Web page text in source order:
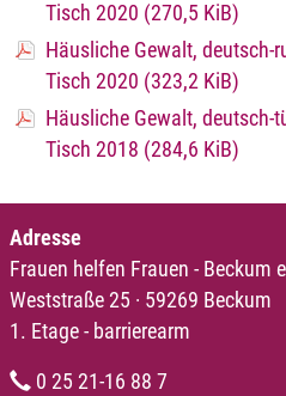
Tisch 2020 (270,5 KiB)
Häusliche Gewalt, deutsch-
Tisch 2020 (323,2 KiB)
Häusliche Gewalt, deutsch-
Tisch 2018 (284,6 KiB)
Adresse
Frauen helfen Frauen - Beckum
Weststraße 25 · 59269 Beckum
1. Etage - barrierearm
0 25 21-16 88 7